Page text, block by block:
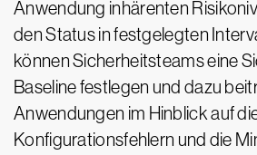
Anwendung inhärenten
den Status in festgelegten
können Sicherheitsteams eine
Baseline festlegen und dazu
Anwendungen im Hinblick auf
Konfigurationsfehlern und die